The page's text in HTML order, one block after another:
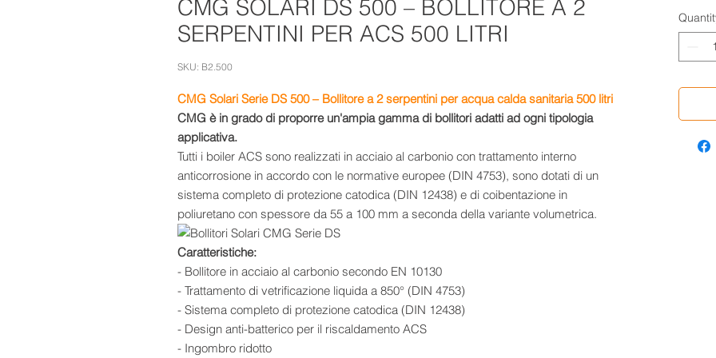
CMG SOLARI DS 500 – BOLLITORE A 2
SERPENTINI PER ACS 500 LITRI
SKU: B2.500
CMG Solari Serie DS 500 – Bollitore a 2 serpentini per acqua calda sanitaria 500 litri
CMG è in grado di proporre un'ampia gamma di bollitori adatti ad ogni tipologia
applicativa.
Tutti i boiler ACS sono realizzati in acciaio al carbonio con trattamento interno
anticorrosione in accordo con le normative europee (DIN 4753), sono dotati di un
sistema completo di protezione catodica (DIN 12438) e di coibentazione in
poliuretano con spessore da 55 a 100 mm a seconda della variante volumetrica.
Caratteristiche:
- Bollitore in acciaio al carbonio secondo EN 10130
- Trattamento di vetrificazione liquida a 850° (DIN 4753)
- Sistema completo di protezione catodica (DIN 12438)
- Design anti-batterico per il riscaldamento ACS
- Ingombro ridotto